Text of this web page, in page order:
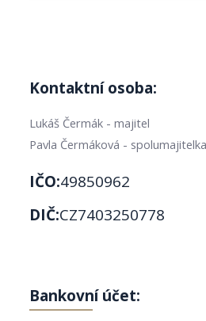
Kontaktní osoba:
Lukáš Čermák - majitel
Pavla Čermáková - spolumajitelka
IČO:49850962
DIČ:CZ7403250778
Bankovní účet: